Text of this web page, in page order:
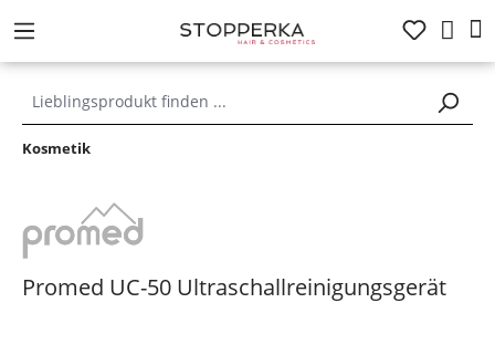
springen
Kosmetik
Promed UC-50 Ultraschallreinigungsgerät